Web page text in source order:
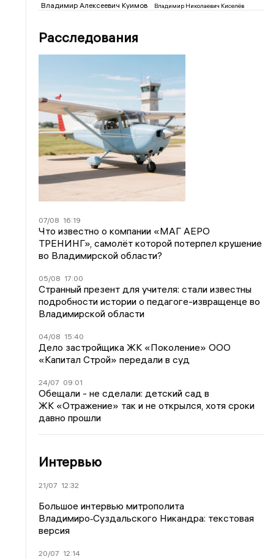
Владимир Алексеевич Куимов Владимир Николаевич Киселёв
Расследования
07/08 16:19
Что известно о компании «МАГ АЕРО
ТРЕНИНГ», самолёт которой потерпел крушение
во Владимирской области?
05/08 17:00
Странный презент для учителя: стали известны
подробности истории о педагоге-извращенце во
Владимирской области
04/08 15:40
Дело застройщика ЖК «Поколение» ООО
«Капитал Строй» передали в суд
24/07 09:01
Обещали - не сделали: детский сад в
ЖК «Отражение» так и не открылся, хотя сроки
давно прошли
Интервью
21/07 12:32
Большое интервью митрополита
Владимиро‑Суздальского Никандра: текстовая
версия
20/07 12:14